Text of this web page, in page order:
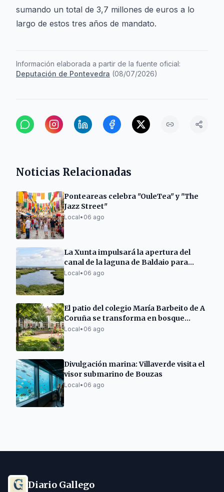
sumando un total de 3,7 millones de euros a lo
largo de estos tres años de mandato.
Información elaborada a partir de la fuente oficial:
Deputación de Pontevedra (08/07/2026)
Noticias Relacionadas
Ponteareas celebra "OuleTea" y "The
Jazz Street"
Local• 06 ago
La Xunta impulsará la apertura del
canal de la laguna de Baldaio para
mejorar su salud
Local• 06 ago
El patio del colegio María Barbeito de A
Coruña se transforma en bosque
natural
Local• 06 ago
Divulgación marina: Villaverde visita el
visor submarino de Bouzas
Local• 06 ago
Diario Gallego